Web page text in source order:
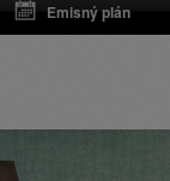
Emisný plán